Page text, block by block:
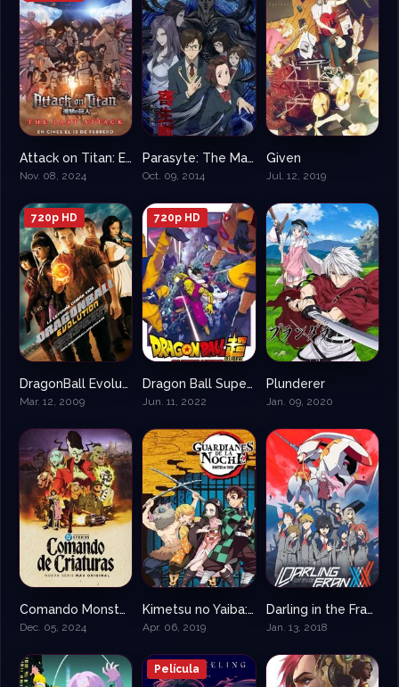
9.3Attack on Titan: EL ATAQUE FINAL
Nov. 08, 2024
8.4Parasyte: The Maxim
Oct. 09, 2014
Given
Jul. 12, 2019
2.5
720p HD
DragonBall Evolución
Mar. 12, 2009
7.1
720p HD
Dragon Ball Super: Super Hero
Jun. 11, 2022
Plunderer
Jan. 09, 2020
8.035
Comando Monster – Comando De Criaturas
Dec. 05, 2024
8.655Kimetsu no Yaiba: Guardianes de la Noche
Apr. 06, 2019
8.556
Darling in the FranXX
Jan. 13, 2018
Película